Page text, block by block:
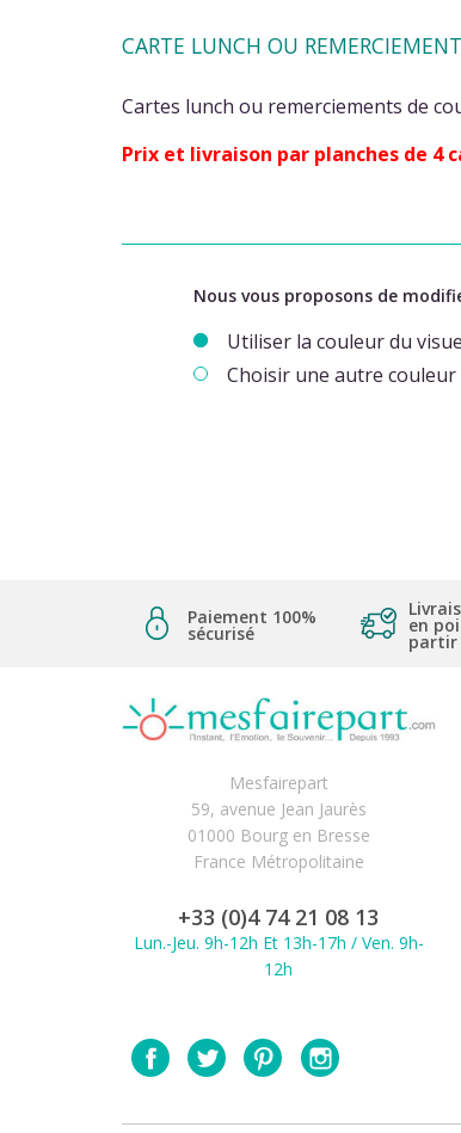
CARTE LUNCH OU
Cartes lunch ou remerciements de
Prix et livraison par planches de 4
Nous vous proposons de
Utiliser la couleur du
Choisir une autre couleur
Paiement 100%
sécurisé en
partir
Mesfairepart
59, avenue Jean Jaurès
01000 Bourg en Bresse
France Métropolitaine
+33 (0)4 74 21 08 13
Lun.-Jeu. 9h-12h Et 13h-17h / Ven. 9h-
12h